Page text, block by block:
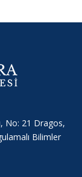
No: 21 Dragos,
Bilimler